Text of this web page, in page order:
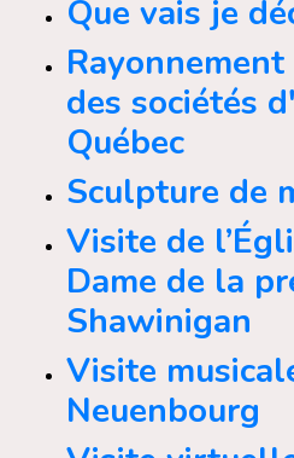
Que vais je
des sociétés
Québec
Sculpture de
Visite de
Dame de la
Shawinigan
Visite
Neuenbourg